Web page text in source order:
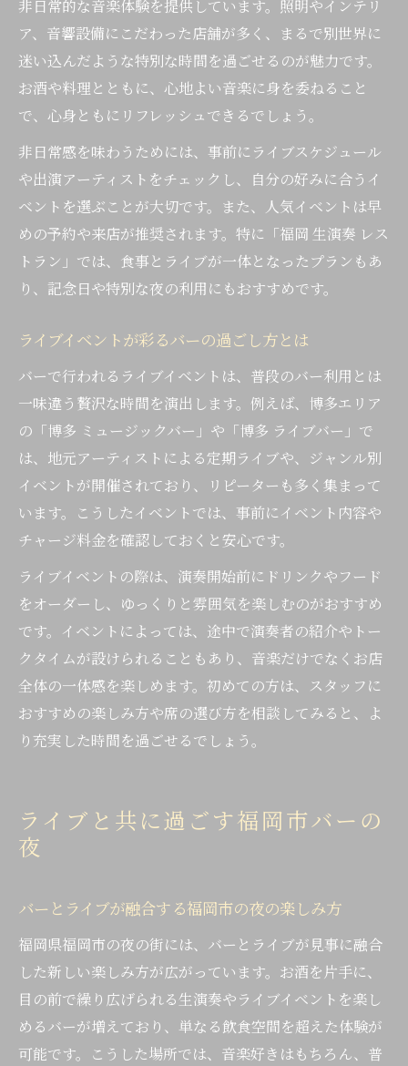
非日常的な音楽体験を提供しています。照明やインテリ
ア、音響設備にこだわった店舗が多く、まるで別世界に
迷い込んだような特別な時間を過ごせるのが魅力です。
お酒や料理とともに、心地よい音楽に身を委ねること
で、心身ともにリフレッシュできるでしょう。
非日常感を味わうためには、事前にライブスケジュール
や出演アーティストをチェックし、自分の好みに合うイ
ベントを選ぶことが大切です。また、人気イベントは早
めの予約や来店が推奨されます。特に「福岡 生演奏 レス
トラン」では、食事とライブが一体となったプランもあ
り、記念日や特別な夜の利用にもおすすめです。
ライブイベントが彩るバーの過ごし方とは
バーで行われるライブイベントは、普段のバー利用とは
一味違う贅沢な時間を演出します。例えば、博多エリア
の「博多 ミュージックバー」や「博多 ライブバー」で
は、地元アーティストによる定期ライブや、ジャンル別
イベントが開催されており、リピーターも多く集まって
います。こうしたイベントでは、事前にイベント内容や
チャージ料金を確認しておくと安心です。
ライブイベントの際は、演奏開始前にドリンクやフード
をオーダーし、ゆっくりと雰囲気を楽しむのがおすすめ
です。イベントによっては、途中で演奏者の紹介やトー
クタイムが設けられることもあり、音楽だけでなくお店
全体の一体感を楽しめます。初めての方は、スタッフに
おすすめの楽しみ方や席の選び方を相談してみると、よ
り充実した時間を過ごせるでしょう。
ライブと共に過ごす福岡市バーの
夜
バーとライブが融合する福岡市の夜の楽しみ方
福岡県福岡市の夜の街には、バーとライブが見事に融合
した新しい楽しみ方が広がっています。お酒を片手に、
目の前で繰り広げられる生演奏やライブイベントを楽し
めるバーが増えており、単なる飲食空間を超えた体験が
可能です。こうした場所では、音楽好きはもちろん、普